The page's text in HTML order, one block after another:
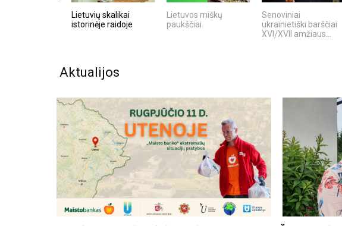
Lietuvių skalikai
istorinėje raidoje
Lietuvos miškų
paukščiai
Senoviniai
ukrainietiški barščiai
XVI⧸XVII amžiaus...
Aktualijos